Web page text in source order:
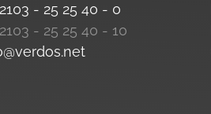
- 25 25 40 - 0
- 25 25 40 - 10